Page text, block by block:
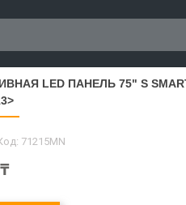
LED ПАНЕЛЬ 75" S
71215MN